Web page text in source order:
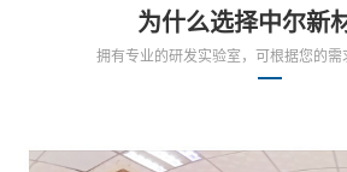
为什么选择中尔新
拥有专业的研发实验室，可根据您的